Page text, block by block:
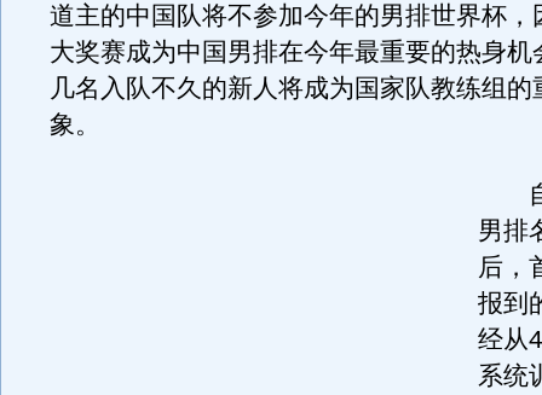
道主的中国队将不参加今年的男排世界杯，
大奖赛成为中国男排在今年最重要的热身机
几名入队不久的新人将成为国家队教练组的
象。
自
男排
后，
报到
经从
系统